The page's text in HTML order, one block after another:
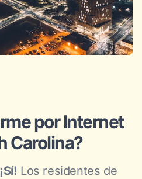
por Internet
Carolina?
¡Sí! Los residentes de